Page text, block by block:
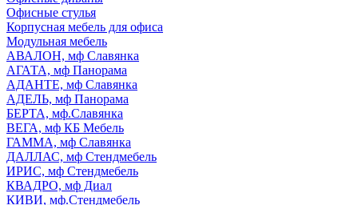
Офисные стулья
Корпусная мебель для офиса
Модульная мебель
АВАЛОН, мф Славянка
АГАТА, мф Панорама
АДАНТЕ, мф Славянка
АДЕЛЬ, мф Панорама
БЕРТА, мф.Славянка
ВЕГА, мф КБ Мебель
ГАММА, мф Славянка
ДАЛЛАС, мф Стендмебель
ИРИС, мф Стендмебель
КВАДРО, мф Диал
КИВИ, мф.Стендмебель